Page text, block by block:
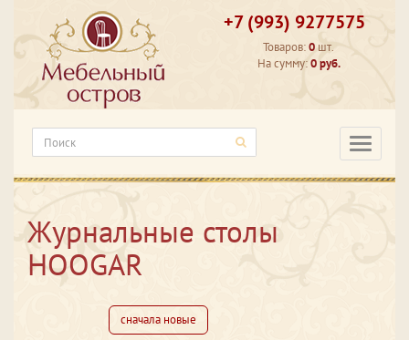
+7 (993) 9277575
Товаров:0 шт.
На сумму:0 руб.
Журнальные столы
HOOGAR
сначала новые